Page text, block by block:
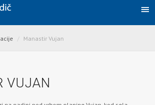
Manastir Vujan
VUJAN